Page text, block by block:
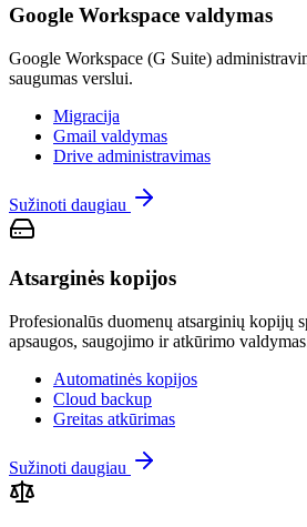
Google Workspace valdymas
Google Workspace (G Suite)
saugumas verslui.
Migracija
Gmail valdymas
Drive administravimas
Sužinoti daugiau
Atsarginės kopijos
Profesionalūs duomenų atsarginių kopijų
apsaugos, saugojimo ir atkūrimo
Automatinės kopijos
Cloud backup
Greitas atkūrimas
Sužinoti daugiau